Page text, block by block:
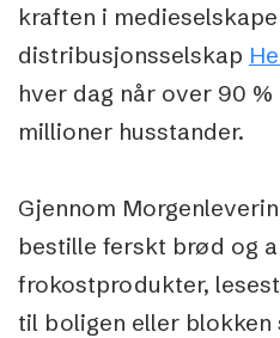
kraften i
distribusjonsselskap
hver dag når over 90 %
millioner husstander.
Gjennom
bestille ferskt brød og
frokostprodukter,
til boligen eller blokken